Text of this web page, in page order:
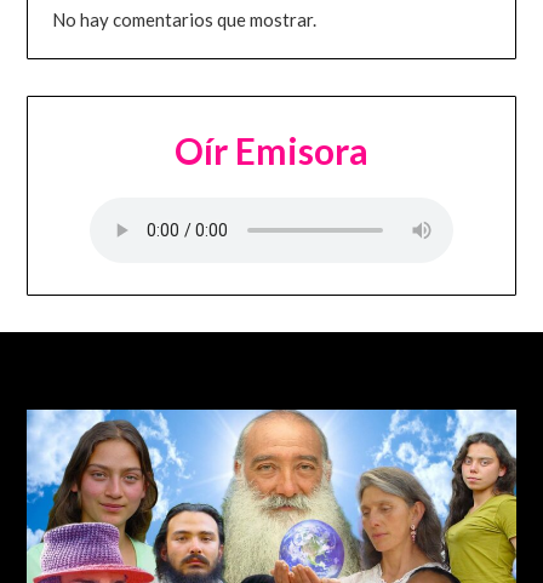
No hay comentarios que mostrar.
Oír Emisora